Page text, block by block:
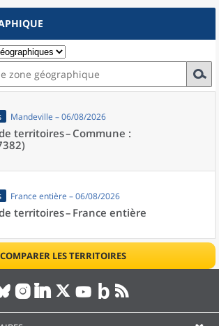
Mandeville – 06/08/2026
territoires –Commune :
France entière – 06/08/2026
territoires –France entière
COMPARER LES TERRITOIRES